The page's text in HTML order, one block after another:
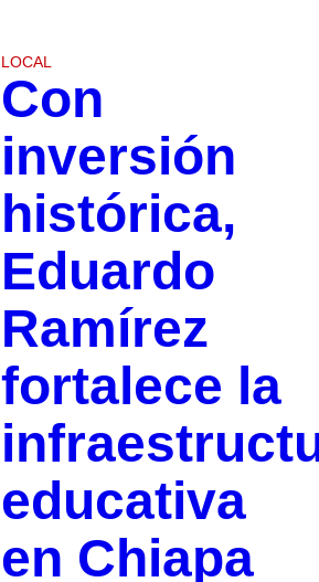
LOCAL
Con
inversión
histórica,
Eduardo
Ramírez
fortalece la
educativa
en Chiapa